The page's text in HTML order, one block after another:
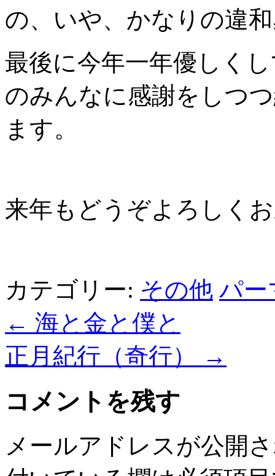
の、いや、かなりの違
最後に今年一年優しく
のみんなに感謝をしつ
ます。
来年もどうぞよろしく
カテゴリー: その他 パー
← 海と金と僕と
正月紀行（奇行）
→
コメントを残す
メールアドレスが公開